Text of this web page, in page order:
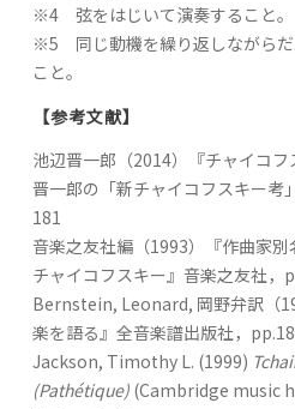
※4 弦をはじいて演奏すること。
※5 同じ動機を繰り返しながらだ
こと。
【参考文献】
池辺晋一郎（2014）『チャイコ
晋一郎の「新チャイコフスキー考
181
音楽之友社編（1993）『作曲家
チャイコフスキー』音楽之友社，
Bernstein, Leonard, 岡野弁訳（
楽を語る』全音楽譜出版社，
Jackson, Timothy L. (1999)
(Pathétique) (Cambridge music